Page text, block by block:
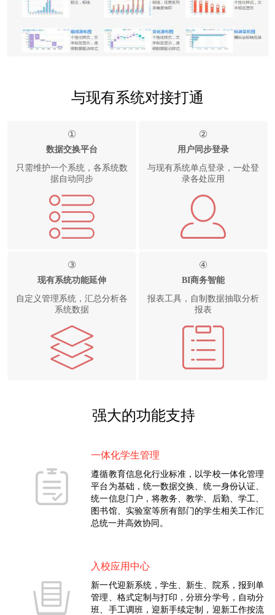
与现有系统对接打通
①
数据交换平台
只需维护一个系统，各系统数
据自动同步
②
用户同步登录
与现有系统单点登录，一处登
录各处应用
③
现有系统功能延伸
自定义管理系统，汇总分析各
系统数据
④
BI商务智能
报表工具，自制数据抽取分析
报表
强大的功能支持
一体化学生管理
遵循教育信息化行业标准，以学校一体化管理
平台为基础，统一数据交换、统一身份认证、
统一信息门户，将教务、教学、后勤、学工、
图书馆、实验室等所有部门的学生相关工作汇
总统一并高效协同。
入校应用中心
新一代迎新系统，学生、新生、院系，报到单
管理、格式定制与打印，分班分学号，自动分
班、手工调班，迎新手续定制，迎新工作按流